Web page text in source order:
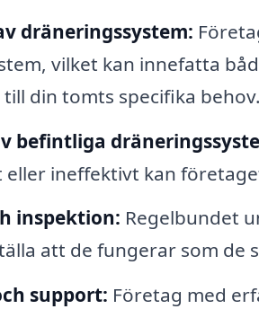
dräneringssystem:
vilket kan innefatta
din tomts specifika behov.
befintliga
eller ineffektivt kan
inspektion: Regelbundet
att de fungerar som de
support: Företag med